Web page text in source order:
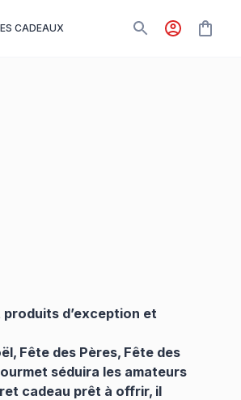
CADEAUX
d’exception et
Fête des Pères, Fête des
séduira les amateurs
cadeau prêt à offrir, il